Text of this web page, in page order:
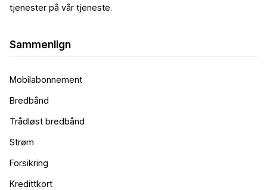
tjenester på vår tjeneste.
Sammenlign
Mobilabonnement
Bredbånd
Trådløst bredbånd
Strøm
Forsikring
Kredittkort